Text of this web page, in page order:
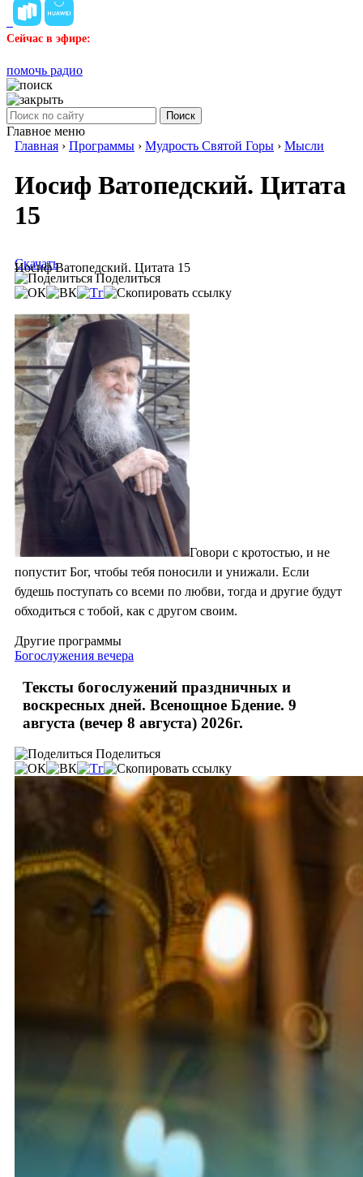
Сейчас в эфире:
помочь радио
Поиск
Главное меню
Главная › Программы › Мудрость Святой Горы › Мысли
Иосиф Ватопедский. Цитата
15
Иосиф Ватопедский. Цитата 15
Скачать
Поделиться
Говори с кротостью, и не
попустит Бог, чтобы тебя поносили и унижали. Если
будешь поступать со всеми по любви, тогда и другие будут
обходиться с тобой, как с другом своим.
Другие программы
Богослужения вечера
Тексты богослужений праздничных и
воскресных дней. Всенощное Бдение. 9
августа (вечер 8 августа) 2026г.
Поделиться